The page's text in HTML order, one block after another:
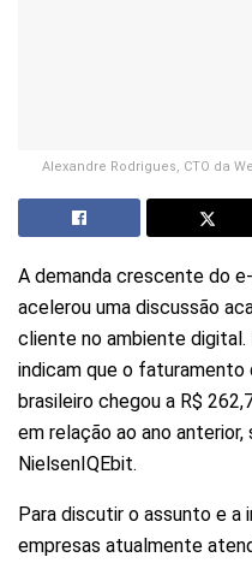
Alexandre Rodrigues, CTO da
A demanda crescente do
acelerou uma discussão
cliente no ambiente
indicam que o
brasileiro chegou a R$
em relação ao ano anterior,
NielsenIQEbit.
Para discutir o assunto e a
empresas atualmente